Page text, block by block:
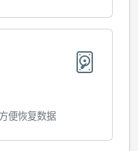
便恢复数据